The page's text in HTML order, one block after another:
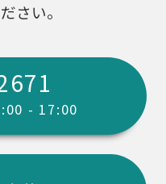
さい。
- 17:00